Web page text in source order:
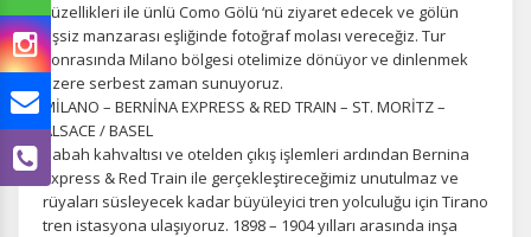
güzellikleri ile ünlü Como Gölü ‘nü ziyaret edecek ve gölün
eşsiz manzarası eşliğinde fotoğraf molası vereceğiz. Tur
sonrasında Milano bölgesi otelimize dönüyor ve dinlenmek
üzere serbest zaman sunuyoruz.
MİLANO – BERNİNA EXPRESS & RED TRAIN – ST. MORİTZ –
ALSACE / BASEL
Sabah kahvaltısı ve otelden çıkış işlemleri ardından Bernina
Express & Red Train ile gerçekleştireceğimiz unutulmaz ve
rüyaları süsleyecek kadar büyüleyici tren yolculuğu için Tirano
tren istasyona ulaşıyoruz. 1898 – 1904 yılları arasında inşa